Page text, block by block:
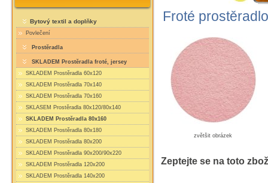
Bytový textil a doplňky
Povlečení
Prostěradla
SKLADEM Prostěradla froté, jersey
SKLADEM Prostěradla 60x120
SKLADEM Prostěradla 70x140
SKLADEM Prostěradla 70x160
SKLASEM Prostěradla 80x120/80x140
SKLADEM Prostěradla 80x160
SKLADEM Prostěradla 80x180
SKLADEM Prostěradla 80x200
SKLADEM Prostěradla 90x200/90x220
SKLADEM Prostěradla 120x200
SKLADEM Prostěradla 140x200
Froté
zvětšit obrázek
Zeptejte se na toto